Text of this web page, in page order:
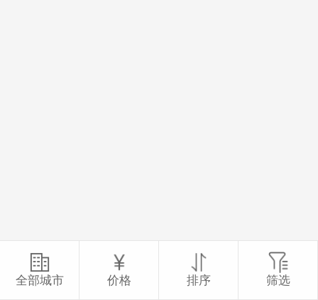
全部城市 价格 排序 筛选